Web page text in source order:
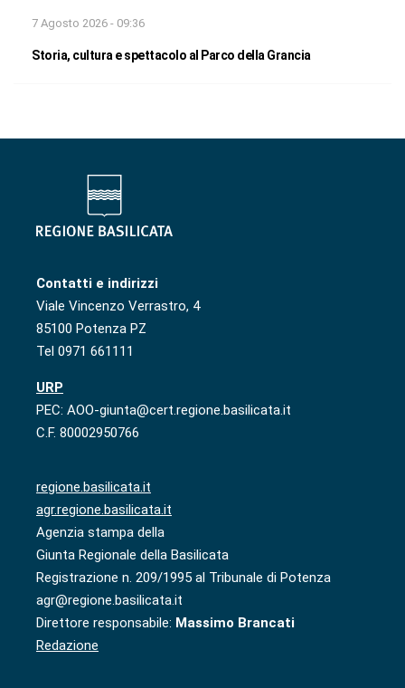
7 Agosto 2026 - 09:36
Storia, cultura e spettacolo al Parco della Grancia
Contatti e indirizzi
Viale Vincenzo Verrastro, 4
85100 Potenza PZ
Tel 0971 661111
URP
PEC: AOO-giunta@cert.regione.basilicata.it
C.F. 80002950766
regione.basilicata.it
agr.regione.basilicata.it
Agenzia stampa della
Giunta Regionale della Basilicata
Registrazione n. 209/1995 al Tribunale di Potenza
agr@regione.basilicata.it
Direttore responsabile: Massimo Brancati
Redazione